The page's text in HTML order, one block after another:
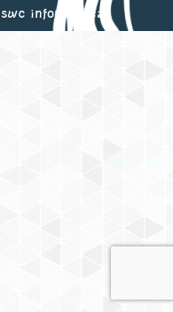
Swc Informatica